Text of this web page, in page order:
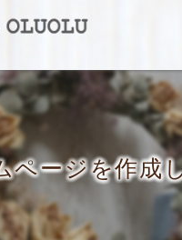
ページを作成